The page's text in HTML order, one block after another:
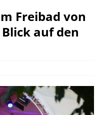
Freibad von
auf den